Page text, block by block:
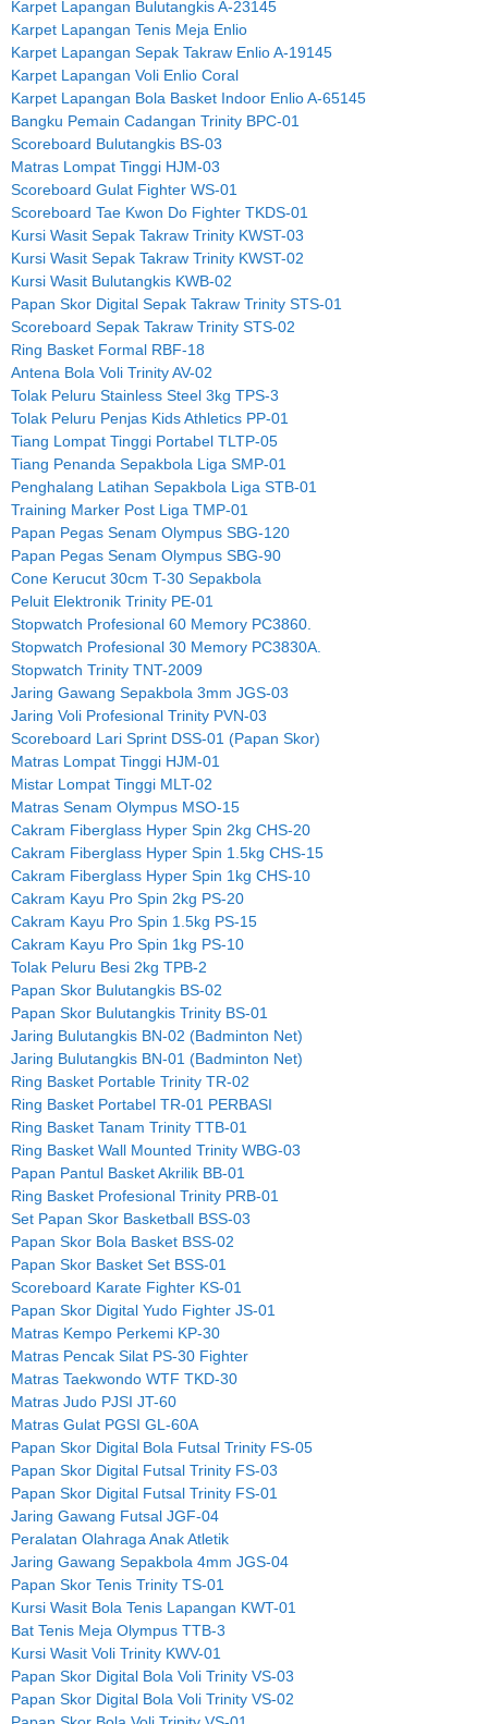
Karpet Lapangan Bulutangkis A-23145
Karpet Lapangan Tenis Meja Enlio
Karpet Lapangan Sepak Takraw Enlio A-19145
Karpet Lapangan Voli Enlio Coral
Karpet Lapangan Bola Basket Indoor Enlio A-65145
Bangku Pemain Cadangan Trinity BPC-01
Scoreboard Bulutangkis BS-03
Matras Lompat Tinggi HJM-03
Scoreboard Gulat Fighter WS-01
Scoreboard Tae Kwon Do Fighter TKDS-01
Kursi Wasit Sepak Takraw Trinity KWST-03
Kursi Wasit Sepak Takraw Trinity KWST-02
Kursi Wasit Bulutangkis KWB-02
Papan Skor Digital Sepak Takraw Trinity STS-01
Scoreboard Sepak Takraw Trinity STS-02
Ring Basket Formal RBF-18
Antena Bola Voli Trinity AV-02
Tolak Peluru Stainless Steel 3kg TPS-3
Tolak Peluru Penjas Kids Athletics PP-01
Tiang Lompat Tinggi Portabel TLTP-05
Tiang Penanda Sepakbola Liga SMP-01
Penghalang Latihan Sepakbola Liga STB-01
Training Marker Post Liga TMP-01
Papan Pegas Senam Olympus SBG-120
Papan Pegas Senam Olympus SBG-90
Cone Kerucut 30cm T-30 Sepakbola
Peluit Elektronik Trinity PE-01
Stopwatch Profesional 60 Memory PC3860.
Stopwatch Profesional 30 Memory PC3830A.
Stopwatch Trinity TNT-2009
Jaring Gawang Sepakbola 3mm JGS-03
Jaring Voli Profesional Trinity PVN-03
Scoreboard Lari Sprint DSS-01 (Papan Skor)
Matras Lompat Tinggi HJM-01
Mistar Lompat Tinggi MLT-02
Matras Senam Olympus MSO-15
Cakram Fiberglass Hyper Spin 2kg CHS-20
Cakram Fiberglass Hyper Spin 1.5kg CHS-15
Cakram Fiberglass Hyper Spin 1kg CHS-10
Cakram Kayu Pro Spin 2kg PS-20
Cakram Kayu Pro Spin 1.5kg PS-15
Cakram Kayu Pro Spin 1kg PS-10
Tolak Peluru Besi 2kg TPB-2
Papan Skor Bulutangkis BS-02
Papan Skor Bulutangkis Trinity BS-01
Jaring Bulutangkis BN-02 (Badminton Net)
Jaring Bulutangkis BN-01 (Badminton Net)
Ring Basket Portable Trinity TR-02
Ring Basket Portabel TR-01 PERBASI
Ring Basket Tanam Trinity TTB-01
Ring Basket Wall Mounted Trinity WBG-03
Papan Pantul Basket Akrilik BB-01
Ring Basket Profesional Trinity PRB-01
Set Papan Skor Basketball BSS-03
Papan Skor Bola Basket BSS-02
Papan Skor Basket Set BSS-01
Scoreboard Karate Fighter KS-01
Papan Skor Digital Yudo Fighter JS-01
Matras Kempo Perkemi KP-30
Matras Pencak Silat PS-30 Fighter
Matras Taekwondo WTF TKD-30
Matras Judo PJSI JT-60
Matras Gulat PGSI GL-60A
Papan Skor Digital Bola Futsal Trinity FS-05
Papan Skor Digital Futsal Trinity FS-03
Papan Skor Digital Futsal Trinity FS-01
Jaring Gawang Futsal JGF-04
Peralatan Olahraga Anak Atletik
Jaring Gawang Sepakbola 4mm JGS-04
Papan Skor Tenis Trinity TS-01
Kursi Wasit Bola Tenis Lapangan KWT-01
Bat Tenis Meja Olympus TTB-3
Kursi Wasit Voli Trinity KWV-01
Papan Skor Digital Bola Voli Trinity VS-03
Papan Skor Digital Bola Voli Trinity VS-02